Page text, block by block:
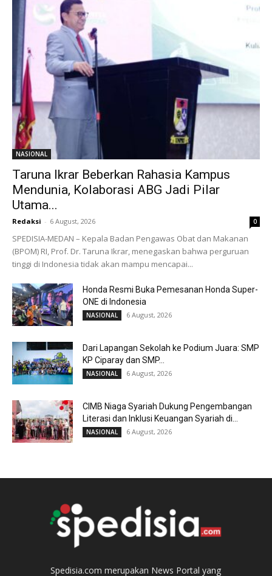
NASIONAL
Taruna Ikrar Beberkan Rahasia Kampus
Mendunia, Kolaborasi ABG Jadi Pilar
Utama...
Redaksi - 6 August, 2026 0
SPEDISIA-MEDAN – Kepala Badan Pengawas Obat dan Makanan
(BPOM) RI, Prof. Dr. Taruna Ikrar, menegaskan bahwa perguruan
tinggi di Indonesia tidak akan mampu mencapai...
Honda Resmi Buka Pemesanan Honda Super-
ONE di Indonesia
NASIONAL 6 August, 2026
Dari Lapangan Sekolah ke Podium Juara: SMP
KP Ciparay dan SMP...
NASIONAL 6 August, 2026
CIMB Niaga Syariah Dukung Pengembangan
Literasi dan Inklusi Keuangan Syariah di...
NASIONAL 6 August, 2026
Spedisia.com merupakan News Portal yang